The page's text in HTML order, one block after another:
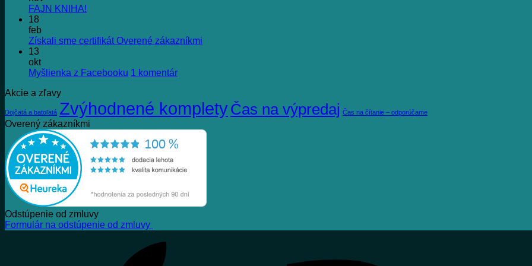
FAJN KNIHA!
FAJN
18
feb
Získali sme certifikát Overené zákazníkmi
Overené
zákazníkmi
13
okt
Myšlienka z Facebooku 1 komentárna
Facebooku
Akcie a zľavy
Dojčatá a batoľatá Zvýhodnené kompletyČas na výpredaj Čas na čítanie – odporúčame
Overený zákazníkmi
Odstúpenie od zmluvy
Formulár na odstúpenie od zmluvy